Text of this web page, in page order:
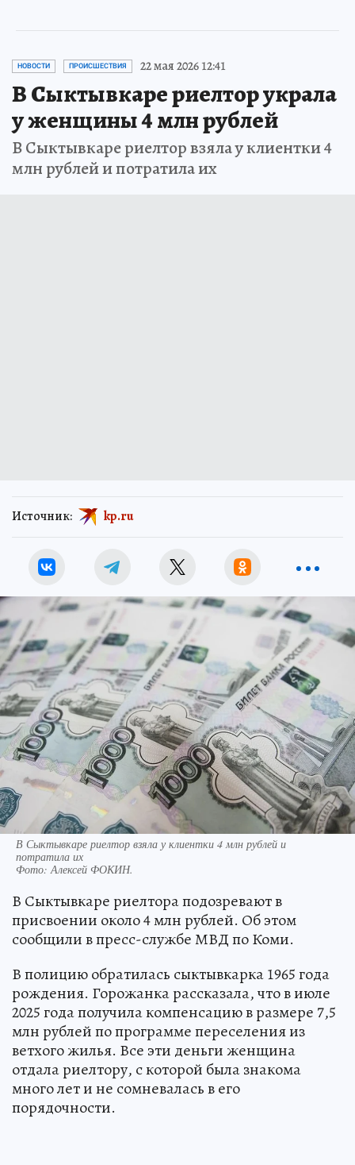
НОВОСТИ ПРОИСШЕСТВИЯ 22 мая 2026 12:41
В Сыктывкаре риелтор украла
у женщины 4 млн рублей
В Сыктывкаре риелтор взяла у клиентки 4
млн рублей и потратила их
Источник: kp.ru
В Сыктывкаре риелтор взяла у клиентки 4 млн рублей и
потратила их
Фото: Алексей ФОКИН.
В Сыктывкаре риелтора подозревают в
присвоении около 4 млн рублей. Об этом
сообщили в пресс-службе МВД по Коми.
В полицию обратилась сыктывкарка 1965 года
рождения. Горожанка рассказала, что в июле
2025 года получила компенсацию в размере 7,5
млн рублей по программе переселения из
ветхого жилья. Все эти деньги женщина
отдала риелтору, с которой была знакома
много лет и не сомневалась в его
порядочности.